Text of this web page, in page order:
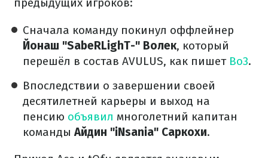
Сначала команду покинул оффлейнер
Йонаш "SabeRLighT-" Волек, который
перешёл в состав AVULUS, как пишет Bo3.
Впоследствии о завершении своей
десятилетней карьеры и выход на
пенсию объявил многолетний капитан
командыАйдин "iNsania" Саркохи.